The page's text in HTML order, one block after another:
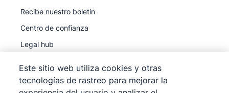
Recibe nuestro boletín
Centro de confianza
Legal hub
Este sitio web utiliza cookies y otras
tecnologías de rastreo para mejorar la